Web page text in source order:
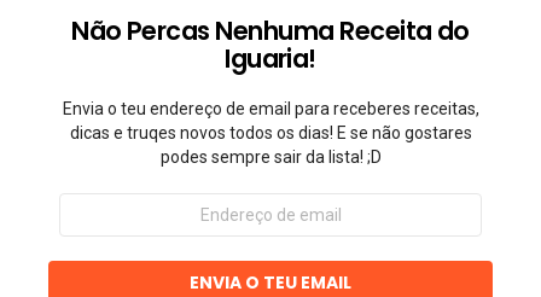
Não Percas Nenhuma Receita do
Iguaria!
Envia o teu endereço de email para receberes receitas,
dicas e truqes novos todos os dias! E se não gostares
podes sempre sair da lista! ;D
Endereço
email
ENVIA O TEU EMAIL